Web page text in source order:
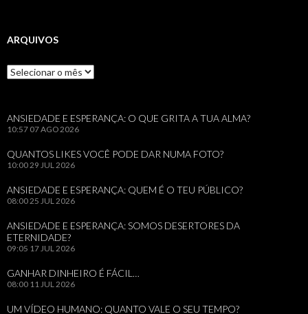
ARQUIVOS
Arquivos
ANSIEDADE E ESPERANÇA: O QUE GRITA A TUA ALMA?
10:57 07 AGO 2026
QUANTOS LIKES VOCÊ PODE DAR NUMA FOTO?
10:00 29 JUL 2026
ANSIEDADE E ESPERANÇA: QUEM É O TEU PÚBLICO?
08:00 25 JUL 2026
ANSIEDADE E ESPERANÇA: SOMOS DESERTORES DA
ETERNIDADE?
09:05 17 JUL 2026
GANHAR DINHEIRO É FÁCIL…
08:00 11 JUL 2026
UM VÍDEO HUMANO: QUANTO VALE O SEU TEMPO?